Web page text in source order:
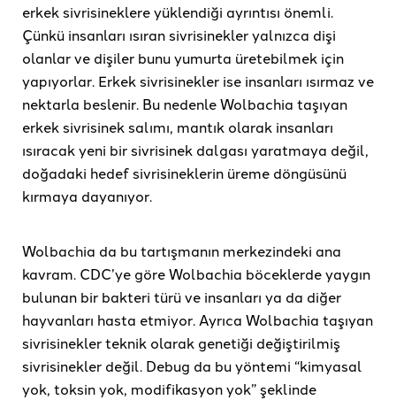
erkek sivrisineklere yüklendiği ayrıntısı önemli.
Çünkü insanları ısıran sivrisinekler yalnızca dişi
olanlar ve dişiler bunu yumurta üretebilmek için
yapıyorlar. Erkek sivrisinekler ise insanları ısırmaz ve
nektarla beslenir. Bu nedenle Wolbachia taşıyan
erkek sivrisinek salımı, mantık olarak insanları
ısıracak yeni bir sivrisinek dalgası yaratmaya değil,
doğadaki hedef sivrisineklerin üreme döngüsünü
kırmaya dayanıyor.
Wolbachia da bu tartışmanın merkezindeki ana
kavram. CDC’ye göre Wolbachia böceklerde yaygın
bulunan bir bakteri türü ve insanları ya da diğer
hayvanları hasta etmiyor. Ayrıca Wolbachia taşıyan
sivrisinekler teknik olarak genetiği değiştirilmiş
sivrisinekler değil. Debug da bu yöntemi “kimyasal
yok, toksin yok, modifikasyon yok” şeklinde